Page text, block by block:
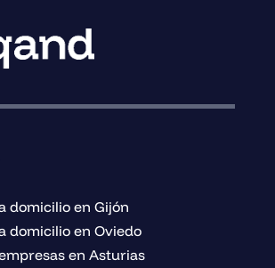
domicilio en Gijón
domicilio en Oviedo
en Asturias